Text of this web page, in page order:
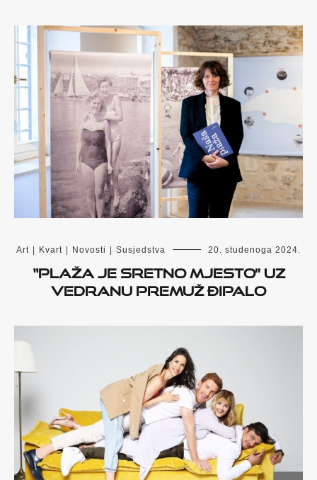
Art Kvart Novosti Susjedstva 20. studenoga 2024.
“Plaža je sretno mjesto” uz
Vedranu Premuž Đipalo